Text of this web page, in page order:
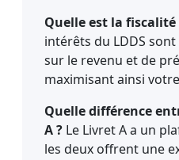
Quelle est la fiscalité
intérêts du LDDS
sur le revenu et de
maximisant ainsi
Quelle différence
A ? Le Livret A a un
les deux offrent une